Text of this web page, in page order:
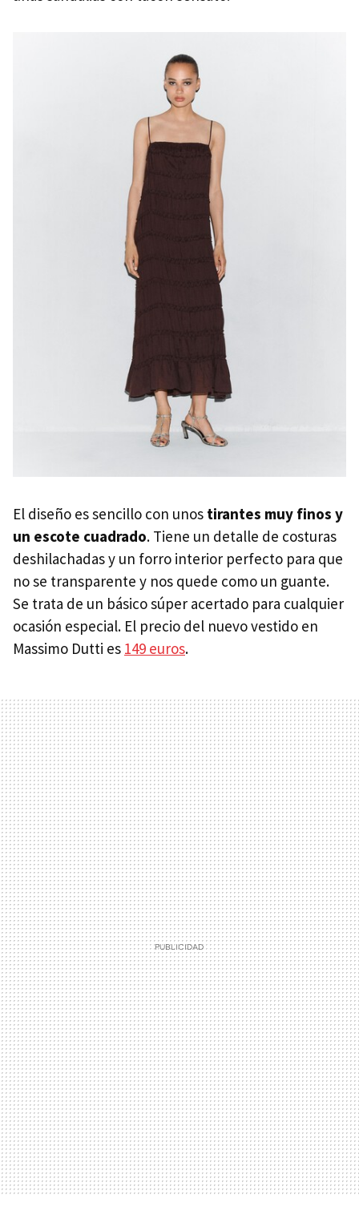
El diseño es sencillo con unos tirantes muy finos y
un escote cuadrado. Tiene un detalle de costuras
deshilachadas y un forro interior perfecto para que
no se transparente y nos quede como un guante.
Se trata de un básico súper acertado para cualquier
ocasión especial. El precio del nuevo vestido en
Massimo Dutti es 149 euros.